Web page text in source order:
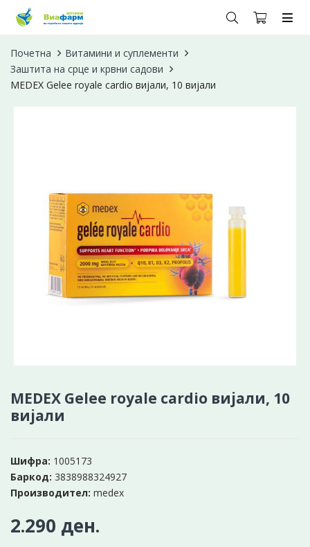
Почетна
Витамини и суплементи
Заштита на срце и крвни садови
MEDEX Gelee royale cardio вијали, 10 вијали
MEDEX Gelee royale cardio вијали, 10
вијали
Шифра: 1005173
Баркод: 3838988324927
Производител: medex
2.290 ден.